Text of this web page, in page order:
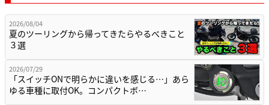
2026/08/04
夏のツーリングから帰ってきたらやるべきこと
３選
2026/07/29
「スイッチONで明らかに違いを感じる…」あら
ゆる車種に取付OK。コンパクトボ…